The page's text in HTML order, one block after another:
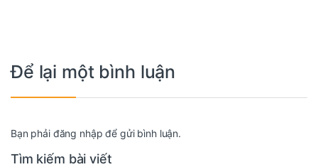
Để lại một bình luận
Bạn phải đăng nhập để gửi bình luận.
Tìm kiếm bài viết